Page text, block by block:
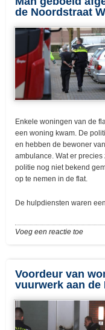
de Noordstraat
Enkele woningen van de
een woning kwam. De
en hebben de bewoner
ambulance. Wat er
politie nog niet bekend
op te nemen in de flat.
De hulpdiensten waren
Voeg een reactie toe
Voordeur van
vuurwerk aan de